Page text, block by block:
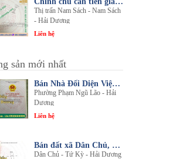
Thị trấn Nam Sách - Nam Sách
- Hải Dương
Liên hệ
sản mới nhất
Bán Nhà Đối Diện Viện Đa Khoa Hải Dương - Nội Thất Sang Trọng, Tiện Nghi
Phường Phạm Ngũ Lão - Hải
Dương
Liên hệ
Bán đất xã Dân Chủ, Tứ Kỳ, Hải Dương - Diện tích 214m2 - Mặt tiền 8.5m - nhadathaiduong.com
Dân Chủ - Tứ Kỳ - Hải Dương